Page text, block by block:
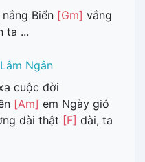
Biển [Gm] vắng
ta ...
Ngân
cuộc đời
[Am] em Ngày gió
dài thật [F] dài, ta